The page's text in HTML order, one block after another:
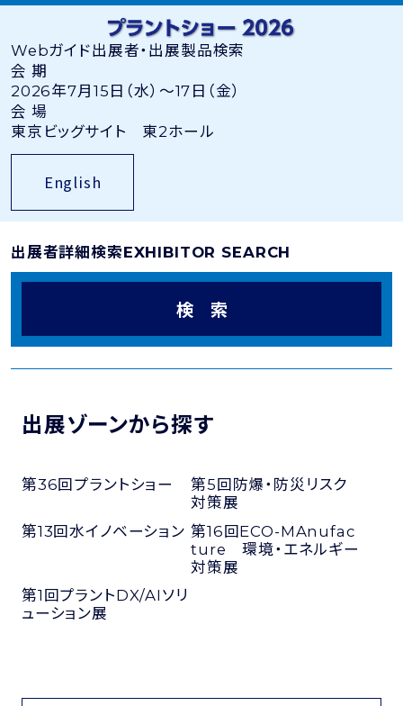
Webガイド出展者・出展製品検索
会 期
2026年7月15日（水）〜17日（金）
会 場
東京ビッグサイト 東2ホール
English
出展者詳細検索EXHIBITOR SEARCH
出展ゾーンから探す
第36回プラントショー
第5回防爆・防災リスク
対策展
第13回水イノベーション 第16回ECO-MAnufac
ture 環境・エネルギー
対策展
第1回プラントDX/AIソリ
ューション展